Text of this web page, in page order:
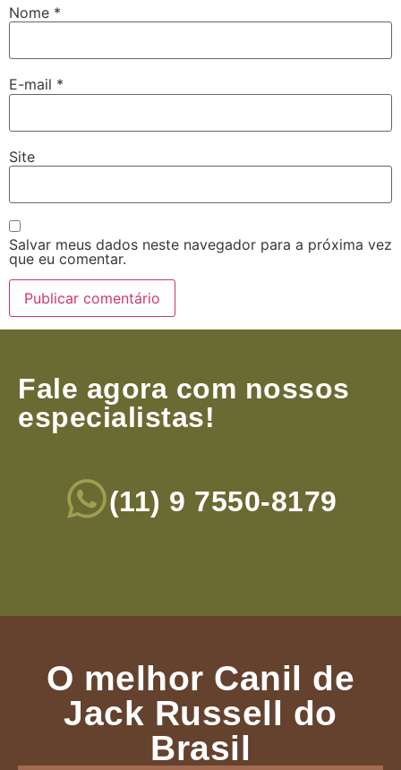
Nome *
E-mail *
Site
Salvar meus dados neste navegador para a próxima vez
que eu comentar.
Fale agora com nossos
especialistas!
(11) 9 7550-8179
O melhor Canil de
Jack Russell do
Brasil